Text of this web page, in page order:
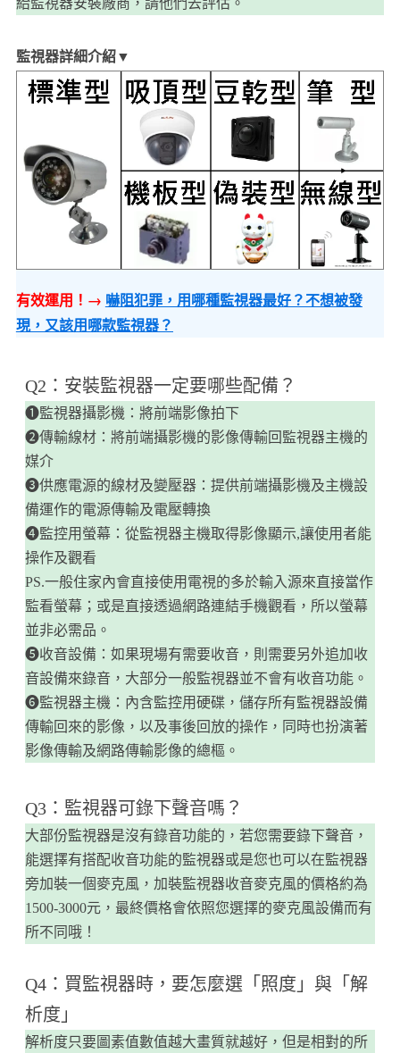
給監視器安裝廠商，請他們去評估。
監視器詳細介紹▼
有效運用！→ 嚇阻犯罪，用哪種監視器最好？不想被發
現，又該用哪款監視器？
​Q2：安裝監視器一定要哪些配備？
❶監視器攝影機：將前端影像拍下
❷傳輸線材：將前端攝影機的影像傳輸回監視器主機的
媒介
❸供應電源的線材及變壓器：提供前端攝影機及主機設
備運作的電源傳輸及電壓轉換
❹監控用螢幕：從監視器主機取得影像顯示,讓使用者能
操作及觀看
PS.一般住家內會直接使用電視的多於輸入源來直接當作
監看螢幕；或是直接透過網路連結手機觀看，所以螢幕
並非必需品。
❺收音設備：如果現場有需要收音，則需要另外追加收
音設備來錄音，大部分一般監視器並不會有收音功能。
❻監視器主機：內含監控用硬碟，儲存所有監視器設備
傳輸回來的影像，以及事後回放的操作，同時也扮演著
影像傳輸及網路傳輸影像的總樞。
Q3：監視器可錄下聲音嗎？
大部份監視器是沒有錄音功能的，若您需要錄下聲音，
能選擇有搭配收音功能的監視器或是您也可以在監視器
旁加裝一個麥克風，加裝監視器收音麥克風的價格約為
1500-3000元，最終價格會依照您選擇的麥克風設備而有
所不同哦！
Q4：買監視器時，要怎麼選「照度」與「解
析度」
解析度只要圖素值數值越大畫質就越好，但是相對的所